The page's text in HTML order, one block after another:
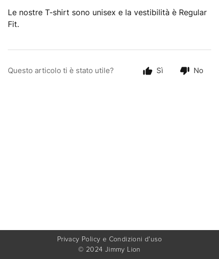
Le nostre T-shirt sono unisex e la vestibilità è Regular
Fit.
Questo articolo ti è stato utile? Sì No
© 2024 Jimmy Lion
Privacy Policy e Condizioni d'uso